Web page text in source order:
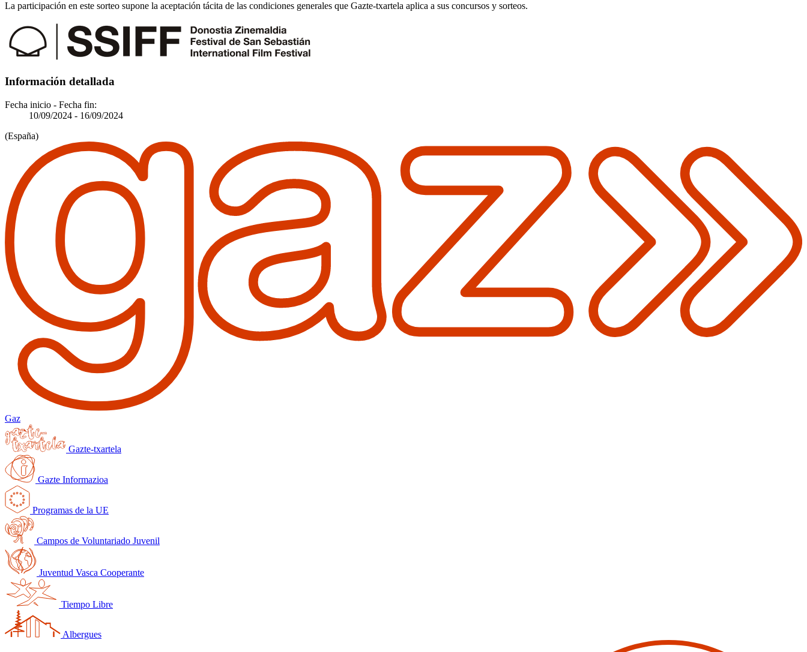
La participación en este sorteo supone la aceptación tácita de las condiciones generales que Gazte-txartela aplica a sus concursos y sorteos.
Información detallada
Fecha inicio - Fecha fin:
10/09/2024 - 16/09/2024
(España)
Gaz
Gazte-txartela
Gazte Informazioa
Programas de la UE
Campos de Voluntariado Juvenil
Juventud Vasca Cooperante
Tiempo Libre
Albergues